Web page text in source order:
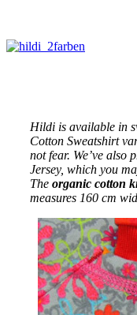
Hildi is available in
Cotton Sweatshirt
not fear. We’ve also
Jersey, which you
The organic cotton
measures 160 cm